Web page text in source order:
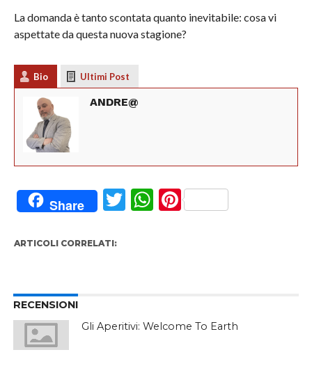
La domanda è tanto scontata quanto inevitabile: cosa vi
aspettate da questa nuova stagione?
Bio Ultimi Post
ANDRE@
Share Twitter
WhatsApp
Pinterest
ARTICOLI CORRELATI:
RECENSIONI
Gli Aperitivi: Welcome To Earth